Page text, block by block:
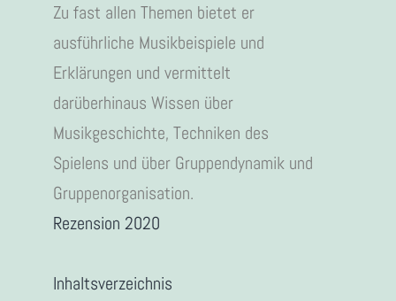
Zu fast allen Themen bietet er
ausführliche Musikbeispiele und
Erklärungen und vermittelt
darüberhinaus Wissen über
Musikgeschichte, Techniken des
Spielens und über Gruppendynamik und
Gruppenorganisation.
Rezension 2020
Inhaltsverzeichnis